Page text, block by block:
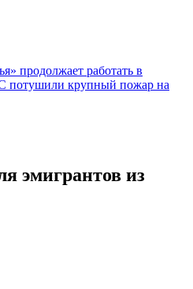
продолжает работать в
потушили крупный пожар на
эмигрантов из